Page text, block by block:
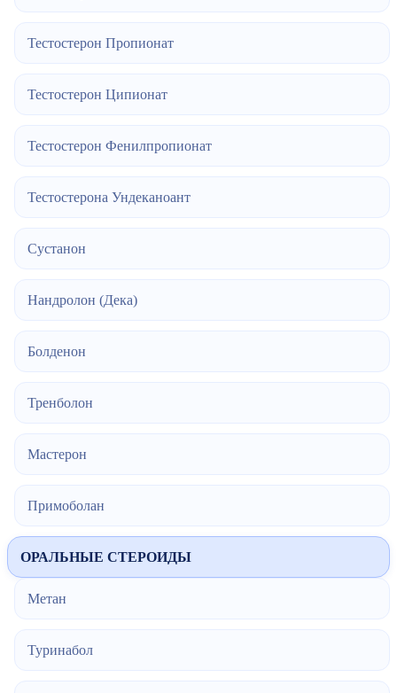
Тестостерон Пропионат
Тестостерон Ципионат
Тестостерон Фенилпропионат
Тестостерона Ундеканоант
Сустанон
Нандролон (Дека)
Болденон
Тренболон
Мастерон
Примоболан
ОРАЛЬНЫЕ СТЕРОИДЫ
Метан
Туринабол